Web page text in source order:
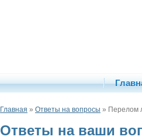
Главная » Ответы на вопросы » Перелом
Ответы на ваши